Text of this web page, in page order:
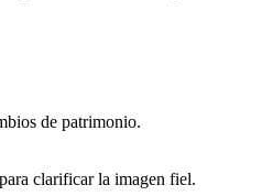
de patrimonio.
clarificar la imagen fiel.